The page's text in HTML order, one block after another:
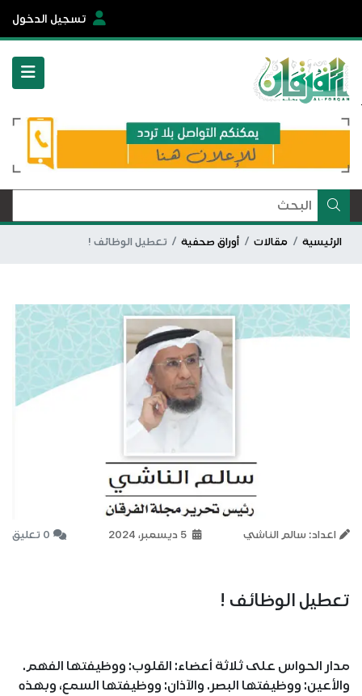
تسجيل الدخول
الرئيسية مقالات أوراق صحفية تعطيل الوظائف !
اعداد: سالم الناشي 0 تعليق
تعطيل الوظائف !
مدار الحواس على ثلاثة أعضاء: القلوب: ووظيفتها الفهم.
والأعين: ووظيفتها البصر. والآذان: ووظيفتها السمع، وبهذه